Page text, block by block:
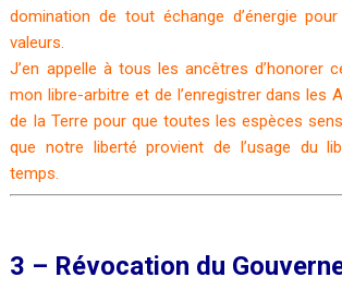
domination de tout échange d’énergie
valeurs.
J’en appelle à tous les ancêtres d’honorer
mon libre-arbitre et de l’enregistrer dans les
de la Terre pour que toutes les espèces
que notre liberté provient de l’usage du
temps.
3 – Révocation du